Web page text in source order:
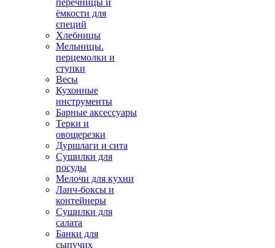
перечницы и
ёмкости для
специй
Хлебницы
Мельницы.
перцемолки и
ступки
Весы
Кухонные
инструменты
Барные аксессуары
Терки и
овощерезки
Дуршлаги и сита
Сушилки для
посуды
Мелочи для кухни
Ланч-боксы и
контейнеры
Сушилки для
салата
Банки для
сыпучих